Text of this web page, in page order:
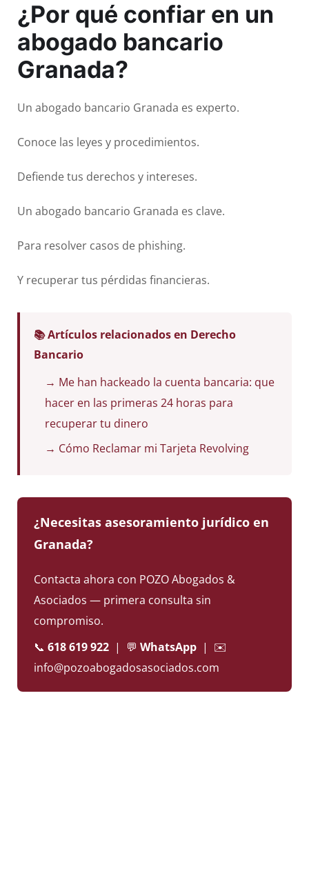
¿Por qué confiar en un
abogado bancario
Granada?
Un abogado bancario Granada es experto.
Conoce las leyes y procedimientos.
Defiende tus derechos y intereses.
Un abogado bancario Granada es clave.
Para resolver casos de phishing.
Y recuperar tus pérdidas financieras.
📚 Artículos relacionados en Derecho
Bancario
→ Me han hackeado la cuenta bancaria: que
hacer en las primeras 24 horas para
recuperar tu dinero
→ Cómo Reclamar mi Tarjeta Revolving
¿Necesitas asesoramiento jurídico en
Granada?
Contacta ahora con POZO Abogados &
Asociados — primera consulta sin
compromiso.
📞 618 619 922 | 💬 WhatsApp | ✉️
info@pozoabogadosasociados.com